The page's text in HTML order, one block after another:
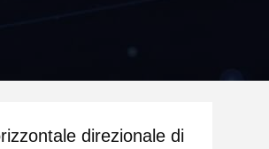
direzionale di